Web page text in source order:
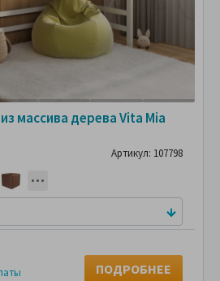
массива дерева Vita Mia
Артикул: 107798
ПОДРОБНЕЕ